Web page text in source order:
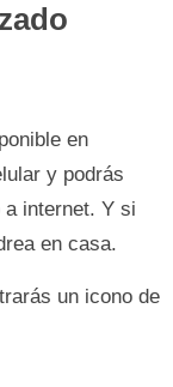
en
y podrás
internet. Y si
en casa.
un icono de